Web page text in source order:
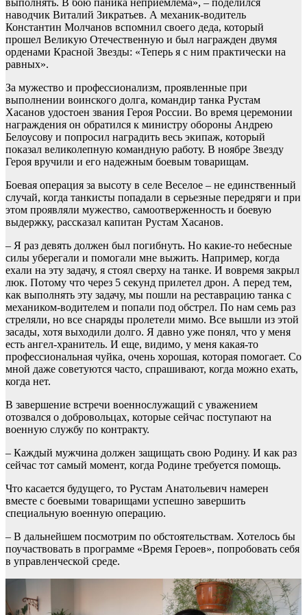
выполнять. В бою паника неприемлема», – поделился
наводчик Виталий Зикратьев. А механик-водитель
Константин Молчанов вспомнил своего деда, который
прошел Великую Отечественную и был награжден двумя
орденами Красной Звезды: «Теперь я с ним практически на
равных».
За мужество и профессионализм, проявленные при
выполнении воинского долга, командир танка Рустам
Хасанов удостоен звания Героя России. Во время церемонии
награждения он обратился к министру обороны Андрею
Белоусову и попросил наградить весь экипаж, который
показал великолепную командную работу. В ноябре Звезду
Героя вручили и его надежным боевым товарищам.
Боевая операция за высоту в селе Веселое – не единственный
случай, когда танкисты попадали в серьезные передряги и при
этом проявляли мужество, самоотверженность и боевую
выдержку, рассказал капитан Рустам Хасанов.
– Я раз девять должен был погибнуть. Но какие-то небесные
силы уберегали и помогали мне выжить. Например, когда
ехали на эту задачу, я стоял сверху на танке. И вовремя закрыл
люк. Потому что через 5 секунд прилетел дрон. А перед тем,
как выполнять эту задачу, мы пошли на реставрацию танка с
механиком-водителем и попали под обстрел. По нам семь раз
стреляли, но все снаряды пролетели мимо. Все вышли из этой
засады, хотя выходили долго. Я давно уже понял, что у меня
есть ангел-хранитель. И еще, видимо, у меня какая-то
профессиональная чуйка, очень хорошая, которая помогает. Со
мной даже советуются часто, спрашивают, когда можно ехать,
когда нет.
В завершение встречи военнослужащий с уважением
отозвался о добровольцах, которые сейчас поступают на
военную службу по контракту.
– Каждый мужчина должен защищать свою Родину. И как раз
сейчас тот самый момент, когда Родине требуется помощь.
Что касается будущего, то Рустам Анатольевич намерен
вместе с боевыми товарищами успешно завершить
специальную военную операцию.
– В дальнейшем посмотрим по обстоятельствам. Хотелось бы
поучаствовать в программе «Время Героев», попробовать себя
в управленческой среде.